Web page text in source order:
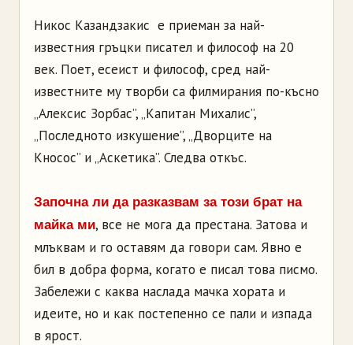
Никос Казандзакис е приеман за най-
известния гръцки писател и философ на 20
век. Поет, есеист и философ, сред най-
известните му творби са филмирания по-късно
„Алексис Зорбас”, „Капитан Михалис”,
„Последното изкушение”, „Дворците на
Кносос” и „Аскетика”. Следва откъс.
Започна ли да разказвам за този брат на
майка ми, все не мога да престана. Затова и
млъквам и го оставям да говори сам. Явно е
бил в добра форма, когато е писал това писмо.
Забележи с каква наслада мачка хората и
идеите, но и как постепенно се пали и изпада
в ярост.